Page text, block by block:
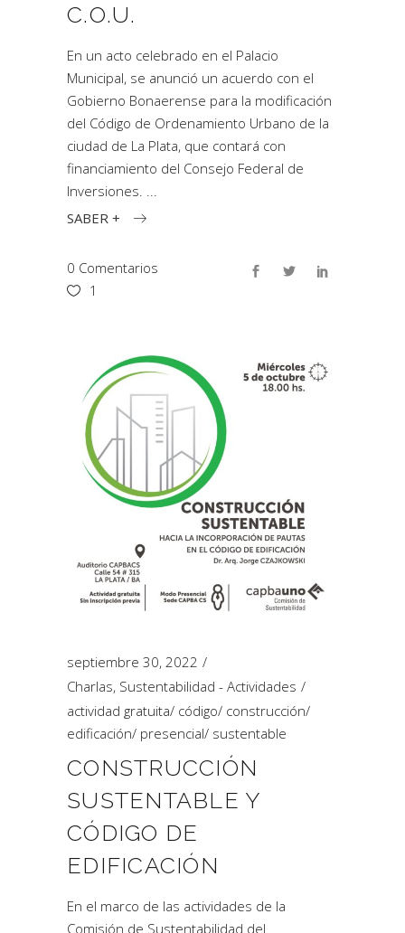
C.O.U.
En un acto celebrado en el Palacio
Municipal, se anunció un acuerdo con el
Gobierno Bonaerense para la modificación
del Código de Ordenamiento Urbano de la
ciudad de La Plata, que contará con
financiamiento del Consejo Federal de
Inversiones.
SABER +
0 Comentarios
1
septiembre 30, 2022
Charlas, Sustentabilidad - Actividades
actividad gratuita/ código/ construcción/
edificación/ presencial/ sustentable
CONSTRUCCIÓN
SUSTENTABLE Y
CÓDIGO DE
EDIFICACIÓN
En el marco de las actividades de la
Comisión de Sustentabilidad del